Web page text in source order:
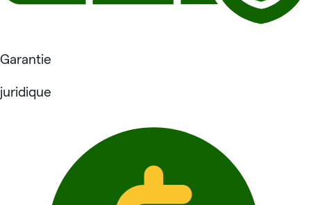
Garantie
juridique